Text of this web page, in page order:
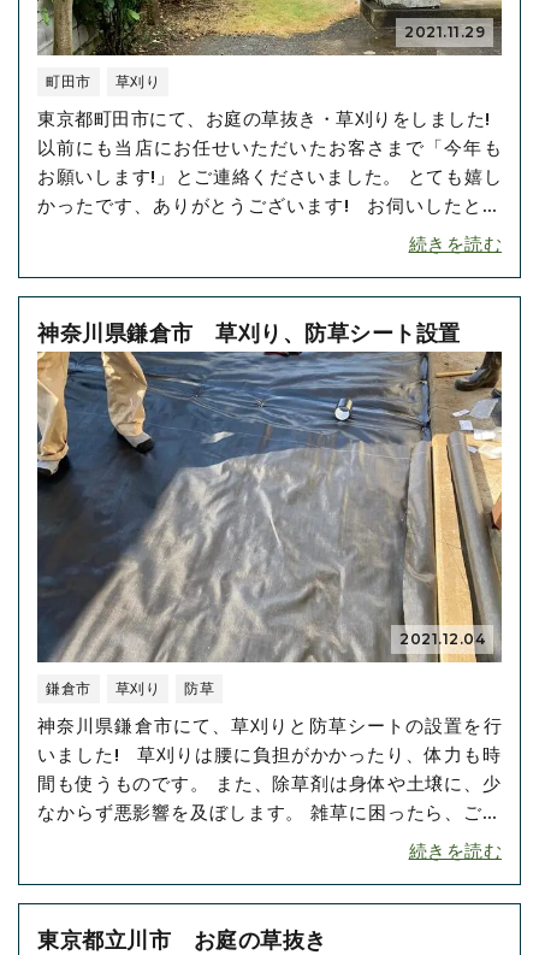
2021.11.29
町田市 草刈り
東京都町田市にて、お庭の草抜き・草刈りをしました!
以前にも当店にお任せいただいたお客さまで「今年も
お願いします!」とご連絡くださいました。 とても嬉し
かったです、ありがとうございます! お伺いしたとこ
ろ、お庭には行けないくらい雑草が伸びていました。
処が難しいと以前にも仰っていました。 草抜きは力仕
事ですか･･･
続きを読む
神奈川県鎌倉市 草刈り、防草シート設置
2021.12.04
鎌倉市 草刈り 防草
神奈川県鎌倉市にて、草刈りと防草シートの設置を行
いました! 草刈りは腰に負担がかかったり、体力も時
間も使うものです。 また、除草剤は身体や土壌に、少
なからず悪影響を及ぼします。 雑草に困ったら、ご無
理なさらず、ぜひ当店にお任せください! 「初めての方
た後、防草シートを設置させていただきました。 防草
シート･･･
続きを読む
東京都立川市 お庭の草抜き